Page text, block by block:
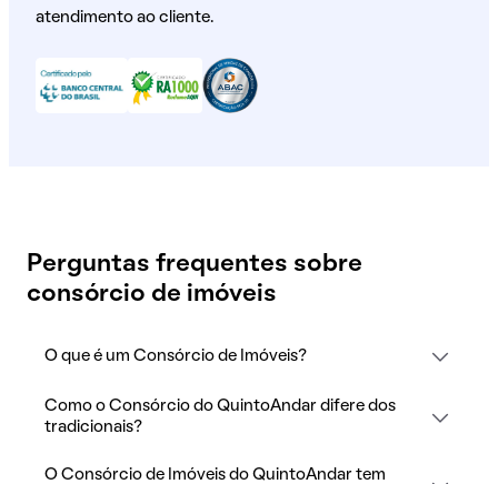
atendimento ao cliente.
Perguntas frequentes sobre
consórcio de imóveis
O que é um Consórcio de Imóveis?
Como o Consórcio do QuintoAndar difere dos
tradicionais?
O Consórcio de Imóveis do QuintoAndar tem